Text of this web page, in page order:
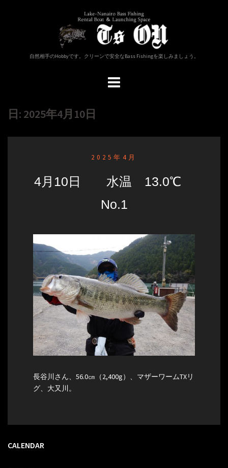
自然相手のHobbyです。クリーンで安全なBass Fishingを楽しみましょう。
日: 2025年4月10日
2025年4月
4月10日 水温 13.0℃
No.1
長谷川さん、56.0㎝（2,400g）、マザーワームTXリ
グ、大又川。
CALENDAR